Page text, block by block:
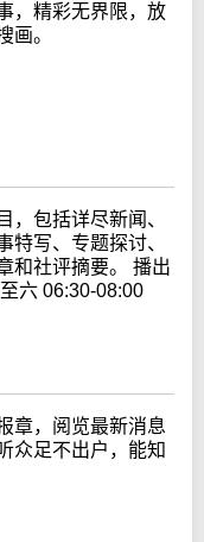
，精彩无界限，放
画。
，包括详尽新闻、
特写、专题探讨、
和社评摘要。 播出
六 06:30-08:00
章，阅览最新消息
众足不出户，能知